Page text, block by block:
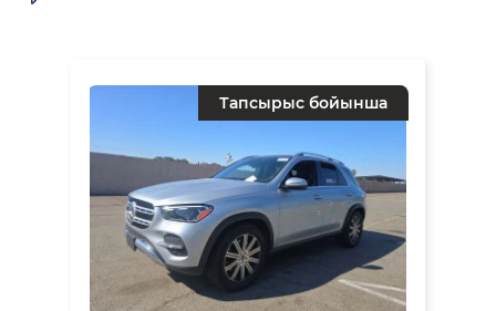
Тапсырыс бойынша